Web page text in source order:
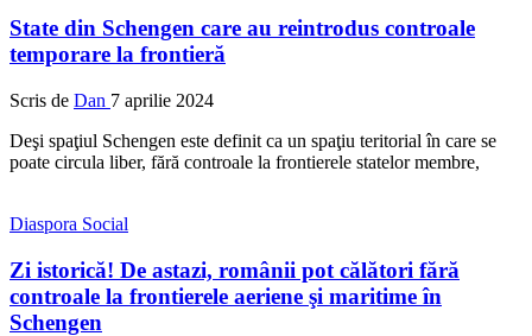
State din Schengen care au reintrodus controale
temporare la frontieră
Scris de Dan 7 aprilie 2024
Deşi spaţiul Schengen este definit ca un spaţiu teritorial în care se
poate circula liber, fără controale la frontierele statelor membre,
Diaspora Social
Zi istorică! De astazi, românii pot călători fără
controale la frontierele aeriene şi maritime în
Schengen